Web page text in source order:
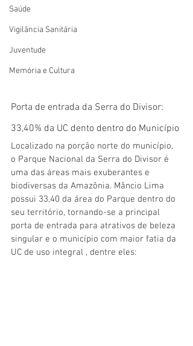
Saúde
Vigilãncia Sanitária
Juventude
Memória e Cultura
Porta de entrada da Serra do Divisor:
33,40% da UC dento dentro do Município
Localizado na porção norte do município,
o Parque Nacional da Serra do Divisor é
uma das áreas mais exuberantes e
biodiversas da Amazônia. Mâncio Lima
possui 33,40 da área do Parque dentro do
seu território, tornando-se a principal
porta de entrada para atrativos de beleza
singular e o município com maior fatia da
UC de uso integral , dentre eles: